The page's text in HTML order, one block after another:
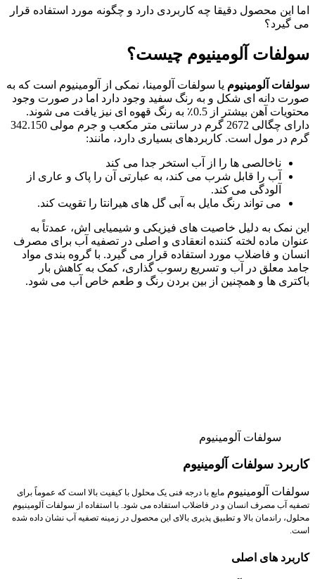
اما این محصول دقیقا چه کاربردی دارد و چگونه مورد استفاده قرار
می گیرد؟
سولفات آلومینیوم چیست؟
سولفات آلومینیوم یا سولفات آلومینا، نمکی از آلومینیوم است که به
صورت دانه ای شکل و به رنگ سفید وجود دارد اما در صورت وجود
محتویات آهن بیشتر از 0.5٪ به رنگ قهوه ای نیز یافت می شوند.
دارای چگالی 2672 گرم در سانتی متر مکعب و جرم مولی 342.150
گرم در مول است. کاربردهای بسیاری دارد، مانند:
ناخالصی ها را از آب استخر جدا می کند
آب را قابل شرب می کند، به عبارتی آن را پاک و عاری از
آلودگی می کند.
می تواند رنگ مایل به آبی گل های هیرانتا را تقویت کند.
این نمک به دلیل خاصیت های فیزیکی و شیمیایی اش، عمدتاً به
عنوان ماده لخته کننده انعقادی و اصلی در تصفیه آب برای مصرف
انسان و فاضلاب مورد استفاده قرار می گیرد. با گروه بندی مواد
جامد معلق در آب و تسریع رسوب گذاری، کمک به کاهش بار
باکتری ها و همچنین از بین بردن رنگ و طعم خاص آب می شود.
سولفات آلومینیوم
کاربرد سولفات آلومینیوم
سولفات آلومینیوم مایع با درجه فنی یک محلول با کیفیت بالا است که عموماً برای
تصفیه آب مصرف انسان و در فاضلاب استفاده می شود. با استفاده از سولفات آلومینیوم
محلول، راندمان بالا و تطبیق پذیری بالای این محصول در زمینه تصفیه آب نشان داده شده
است.
کاربرد های اصلی